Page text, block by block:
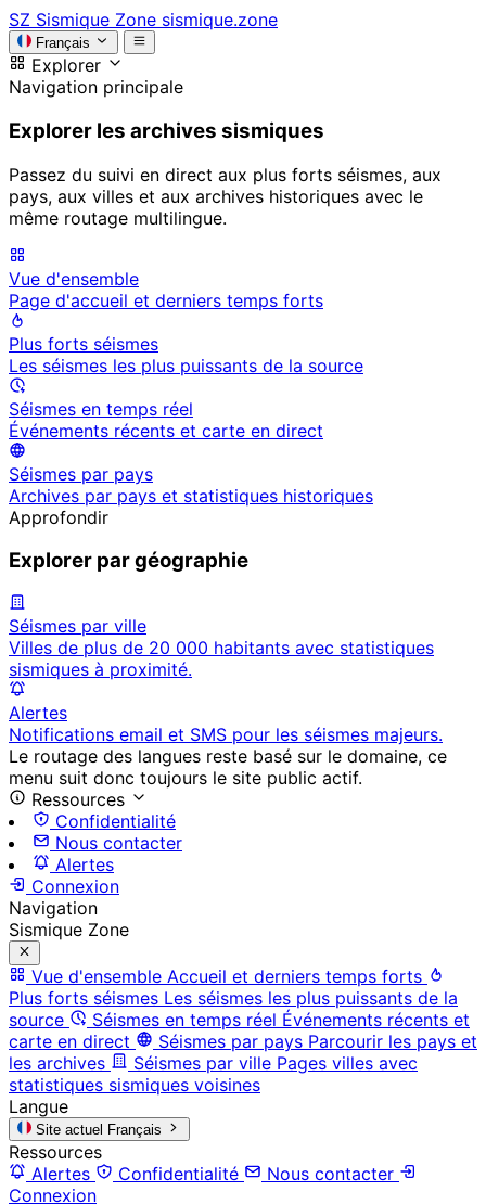
SZ Sismique Zone sismique.zone
Français
Explorer
Navigation principale
Explorer les archives sismiques
Passez du suivi en direct aux plus forts séismes, aux
pays, aux villes et aux archives historiques avec le
même routage multilingue.
Vue d'ensemble
Page d'accueil et derniers temps forts
Plus forts séismes
Les séismes les plus puissants de la source
Séismes en temps réel
Événements récents et carte en direct
Séismes par pays
Archives par pays et statistiques historiques
Approfondir
Explorer par géographie
Séismes par ville
Villes de plus de 20 000 habitants avec statistiques
sismiques à proximité.
Alertes
Notifications email et SMS pour les séismes majeurs.
Le routage des langues reste basé sur le domaine, ce
menu suit donc toujours le site public actif.
Ressources
Confidentialité
Nous contacter
Alertes
Connexion
Navigation
Sismique Zone
Vue d'ensemble Accueil et derniers temps forts
Plus forts séismes Les séismes les plus puissants de la
source
Séismes en temps réel Événements récents et
carte en direct
Séismes par pays Parcourir les pays et
les archives
Séismes par ville Pages villes avec
statistiques sismiques voisines
Langue
Site actuel Français
Ressources
Alertes
Confidentialité
Nous contacter
Connexion